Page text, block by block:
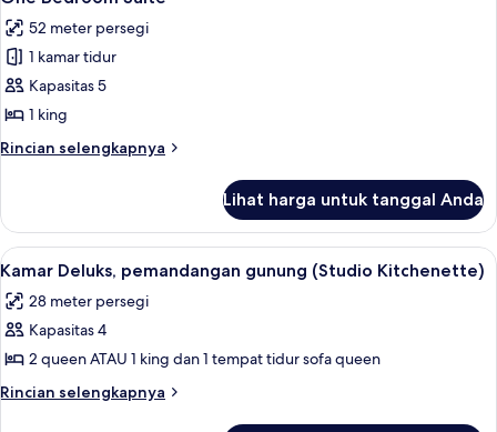
View
semua
foto
untuk
One
Bedroom
Suite
52 meter persegi
1 kamar tidur
Kapasitas 5
1 king
Rincian selengkapnya
Rincian
One
Bedroom
Suite
Lihat harga untuk tanggal Anda
Lihat
semua
foto
untuk
Kamar
Deluks,
Kamar Deluks, pemandangan
13
Kamar Deluks, pemandangan gunung (Studio Kitchenette)
28 meter persegi
Kapasitas 4
2 queen ATAU 1 king dan 1 tempat tidur sofa queen
Rincian selengkapnya
Rincian